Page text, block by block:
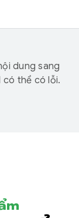
dung sang
có thể có lỗi.